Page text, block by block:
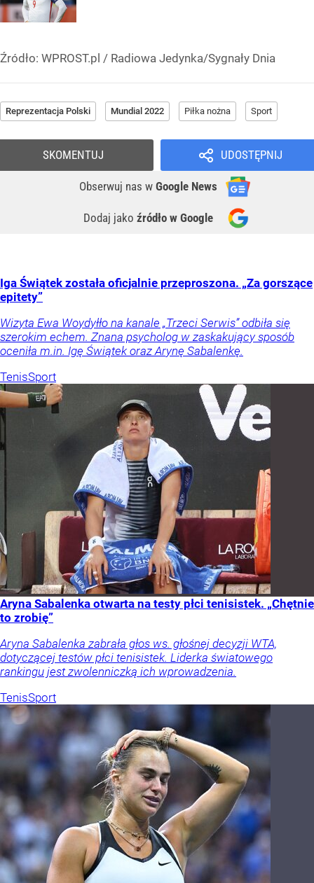
Źródło: WPROST.pl / Radiowa Jedynka/Sygnały Dnia
Reprezentacja Polski Mundial 2022 Piłka nożna Sport
UDOSTĘPNIJ
Obserwuj nas w Google News
Dodaj jako źródło w Google
SKOMENTUJ
Iga Świątek została oficjalnie przeproszona. „Za gorszące
epitety”
Wizyta Ewa Woydyłło na kanale „Trzeci Serwis” odbiła się
szerokim echem. Znana psycholog w zaskakujący sposób
oceniła m.in. Igę Świątek oraz Arynę Sabalenkę.
TenisSport
Aryna Sabalenka otwarta na testy płci tenisistek. „Chętnie
to zrobię”
Aryna Sabalenka zabrała głos ws. głośnej decyzji WTA,
dotyczącej testów płci tenisistek. Liderka światowego
rankingu jest zwolenniczką ich wprowadzenia.
TenisSport